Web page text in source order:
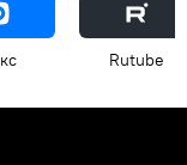
Rutube